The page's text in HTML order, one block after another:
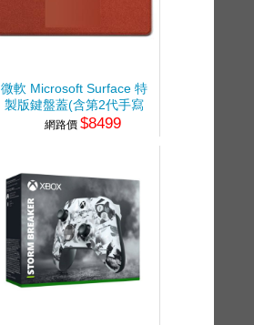
微軟 Microsoft Surface 特
製版鍵盤蓋(含第2代手寫
筆)緋紅
網路價 $8499